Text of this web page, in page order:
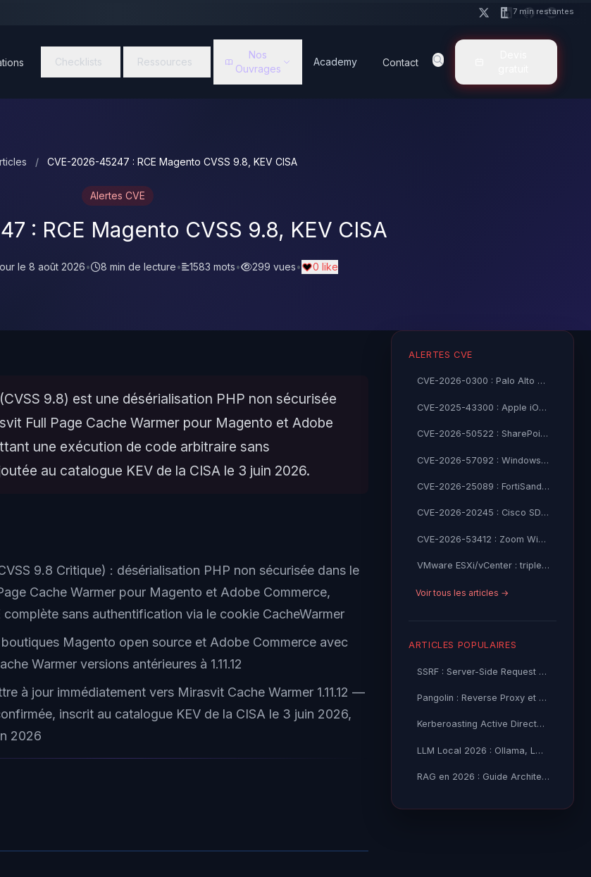
Checklists Ressources
Nos
Ouvrages
Academy Contact
/ CVE-2026-45247 : RCE Magento CVSS 9.8, KEV CISA
Alertes CVE
: RCE Magento CVSS 9.8, KEV CISA
le 8 août 2026• 8 min de lecture• 1583 mots• 299 vues• 0 like
9.8) est une désérialisation PHP non sécurisée
Full Page Cache Warmer pour Magento et Adobe
une exécution de code arbitraire sans
au catalogue KEV de la CISA le 3 juin 2026.
9.8 Critique) : désérialisation PHP non sécurisée dans le
Cache Warmer pour Magento et Adobe Commerce,
complète sans authentification via le cookie CacheWarmer
Magento open source et Adobe Commerce avec
Warmer versions antérieures à 1.11.12
à jour immédiatement vers Mirasvit Cache Warmer 1.11.12 —
inscrit au catalogue KEV de la CISA le 3 juin 2026,
2026
ALERTES CVE
CVE-2026-0300 : Palo Alto PAN-OS RCE root non-auth CVSS 9.3
CVE-2025-43300 : Apple iOS zero-click RCE 0-day via image DNG
CVE-2026-50522 : SharePoint Server RCE non-auth CVSS 9.8
CVE-2026-57092 : Windows VMSwitch CVSS 9.9 élévation SYSTEM
CVE-2026-25089 : FortiSandbox RCE non-auth CVSS 9.8 exploité
CVE-2026-20245 : Cisco SD-WAN Manager zero-day root access
CVE-2026-53412 : Zoom Windows prise de compte CVSS 9.8
VMware ESXi/vCenter : triple faille critique CVE-2026-59309/47876
Voir tous les articles →
ARTICLES POPULAIRES
SSRF : Server-Side Request Forgery — Exploitation Avancée
Pangolin : Reverse Proxy et Tunnel Self-Hosted — Guide
Kerberoasting Active Directory : Attaque et Défense 2026
LLM Local 2026 : Ollama, LM Studio ou vLLM — Quel Outil selon
RAG en 2026 : Guide Architecture, Vectorisation & Chunking
7 min restantes